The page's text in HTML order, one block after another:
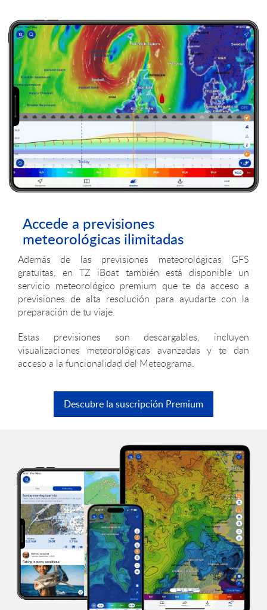
Accede a previsiones
meteorológicas ilimitadas
Además de las previsiones meteorológicas GFS
gratuitas, en TZ iBoat también está disponible un
servicio meteorológico premium que te da acceso a
previsiones de alta resolución para ayudarte con la
preparación de tu viaje.
Estas previsiones son descargables, incluyen
visualizaciones meteorológicas avanzadas y te dan
acceso a la funcionalidad del Meteograma.
Descubre la suscripción Premium